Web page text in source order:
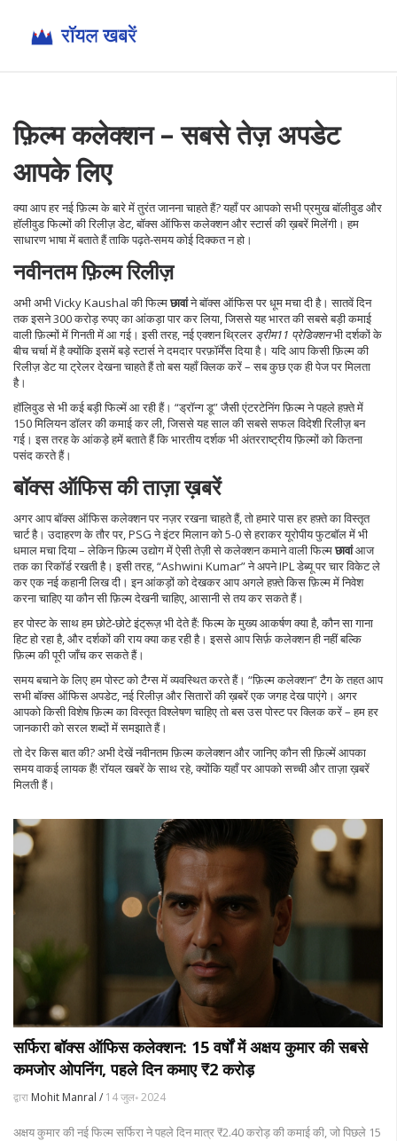
फ़िल्म कलेक्शन – सबसे तेज़ अपडेट
आपके लिए
क्या आप हर नई फ़िल्म के बारे में तुरंत जानना चाहते हैं? यहाँ पर आपको सभी प्रमुख बॉलीवुड और
हॉलीवुड फिल्मों की रिलीज़ डेट, बॉक्स ऑफिस कलेक्शन और स्टार्स की ख़बरें मिलेंगी। हम
साधारण भाषा में बताते हैं ताकि पढ़ते‑समय कोई दिक्कत न हो।
नवीनतम फ़िल्म रिलीज़
अभी अभी Vicky Kaushal की फिल्मछावांने बॉक्स ऑफिस पर धूम मचा दी है। सातवें दिन
तक इसने 300 करोड़ रुपए का आंकड़ा पार कर लिया, जिससे यह भारत की सबसे बड़ी कमाई
वाली फ़िल्मों में गिनती में आ गई। इसी तरह, नई एक्शन थ्रिलर ड्रीम11 प्रेडिक्शनभी दर्शकों के
बीच चर्चा में है क्योंकि इसमें बड़े स्टार्स ने दमदार परफ़ॉर्मेंस दिया है। यदि आप किसी फ़िल्म की
रिलीज़ डेट या ट्रेलर देखना चाहते हैं तो बस यहाँ क्लिक करें – सब कुछ एक ही पेज पर मिलता
है।
हॉलिवुड से भी कई बड़ी फिल्में आ रही हैं। “ड्रॉन्ग डू” जैसी एंटरटेनिंग फ़िल्म ने पहले हफ़्ते में
150 मिलियन डॉलर की कमाई कर ली, जिससे यह साल की सबसे सफल विदेशी रिलीज़ बन
गई। इस तरह के आंकड़े हमें बताते हैं कि भारतीय दर्शक भी अंतरराष्ट्रीय फ़िल्मों को कितना
पसंद करते हैं।
बॉक्स ऑफिस की ताज़ा ख़बरें
अगर आप बॉक्स ऑफिस कलेक्शन पर नज़र रखना चाहते हैं, तो हमारे पास हर हफ़्ते का विस्तृत
चार्ट है। उदाहरण के तौर पर, PSG ने इंटर मिलान को 5-0 से हराकर यूरोपीय फुटबॉल में भी
धमाल मचा दिया – लेकिन फ़िल्म उद्योग में ऐसी तेज़ी से कलेक्शन कमाने वाली फिल्मछावांआज
तक का रिकॉर्ड रखती है। इसी तरह, “Ashwini Kumar” ने अपने IPL डेब्यू पर चार विकेट ले
कर एक नई कहानी लिख दी। इन आंकड़ों को देखकर आप अगले हफ़्ते किस फ़िल्म में निवेश
करना चाहिए या कौन सी फ़िल्म देखनी चाहिए, आसानी से तय कर सकते हैं।
हर पोस्ट के साथ हम छोटे‑छोटे इंट्रूज़ भी देते हैं: फिल्म के मुख्य आकर्षण क्या है, कौन सा गाना
हिट हो रहा है, और दर्शकों की राय क्या कह रही है। इससे आप सिर्फ़ कलेक्शन ही नहीं बल्कि
फ़िल्म की पूरी जाँच कर सकते हैं।
समय बचाने के लिए हम पोस्ट को टैग्स में व्यवस्थित करते हैं। “फ़िल्म कलेक्शन” टैग के तहत आप
सभी बॉक्स ऑफिस अपडेट, नई रिलीज़ और सितारों की ख़बरें एक जगह देख पाएंगे। अगर
आपको किसी विशेष फ़िल्म का विस्तृत विश्लेषण चाहिए तो बस उस पोस्ट पर क्लिक करें – हम हर
जानकारी को सरल शब्दों में समझाते हैं।
तो देर किस बात की? अभी देखें नवीनतम फ़िल्म कलेक्शन और जानिए कौन सी फ़िल्में आपका
समय वाकई लायक हैं! रॉयल खबरें के साथ रहे, क्योंकि यहाँ पर आपको सच्ची और ताज़ा ख़बरें
मिलती हैं।
सर्फिरा बॉक्स ऑफिस कलेक्शन: 15 वर्षों में अक्षय कुमार की सबसे
कमजोर ओपनिंग, पहले दिन कमाए ₹2 करोड़
द्वारा Mohit Manral / 14 जुल॰ 2024
अक्षय कुमार की नई फिल्म सर्फिरा ने पहले दिन मात्र ₹2.40 करोड़ की कमाई की, जो पिछले 15